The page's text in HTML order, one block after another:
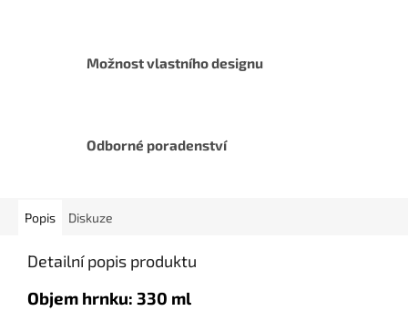
Možnost vlastního designu
Odborné poradenství
Popis Diskuze
Detailní popis produktu
Objem hrnku: 330 ml